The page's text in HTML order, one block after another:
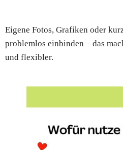
Eigene Fotos, Grafiken oder
problemlos einbinden – das
und flexibler.